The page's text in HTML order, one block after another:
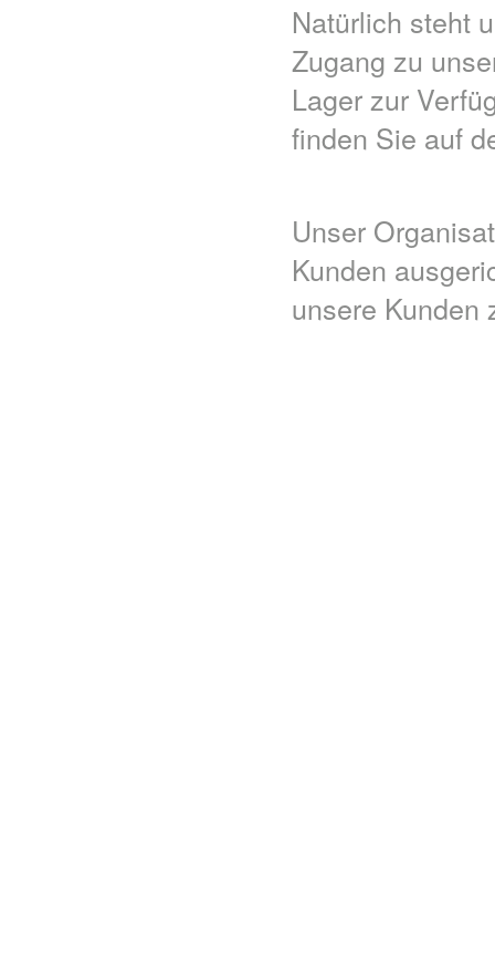
Natürlich steht
Zugang zu
Lager zur
finden Sie auf
Unser
Kunden
unsere Kunden